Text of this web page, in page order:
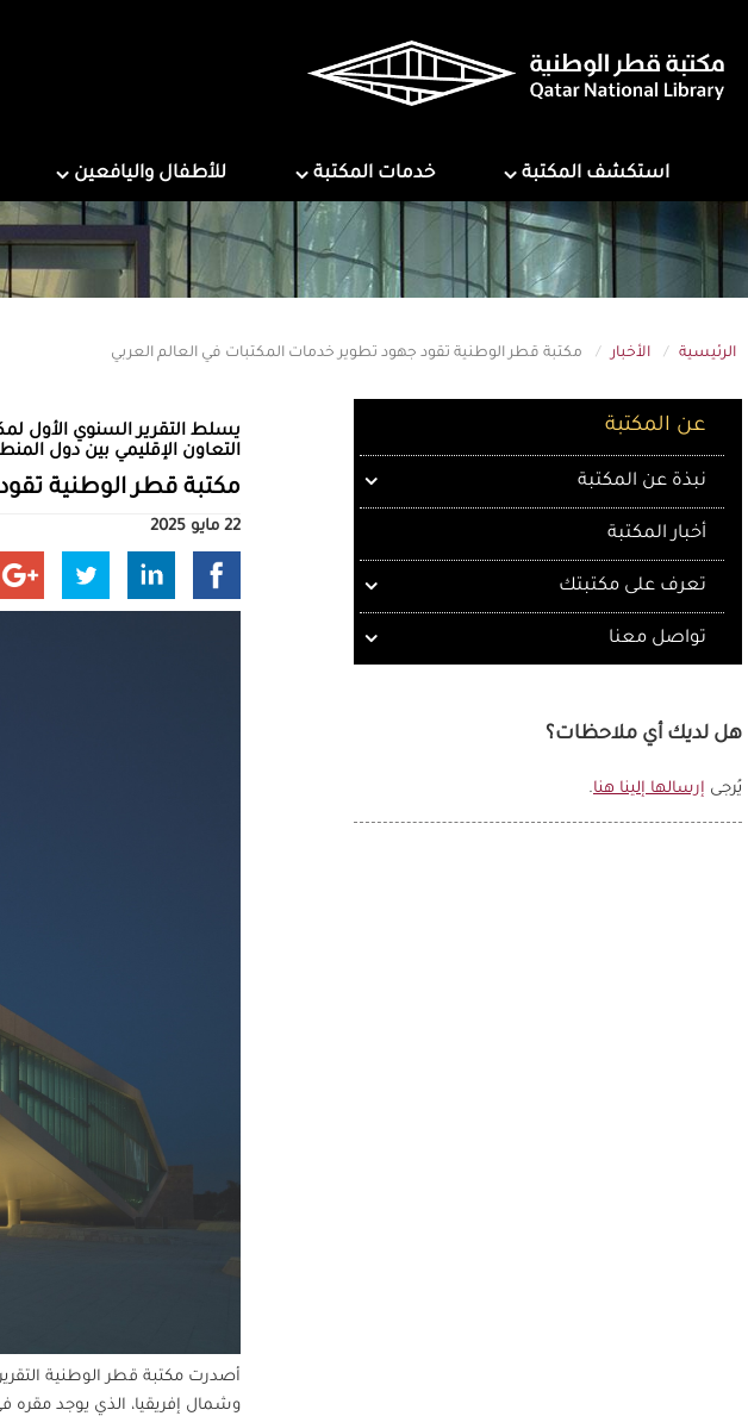
المحتوى
Explore Library
استكشف المكتبة
Services
خدمات المكتبة
For Children And Teens
للأطفال واليافعين
الرئيسية الأخبار مكتبة قطر الوطنية تقود جهود تطوير خدمات المكتبات في العالم العربي
About QNL
عن المكتبة
نبذة عن المكتبة
أخبار المكتبة
تعرف على مكتبتك
تواصل معنا
هل لديك أي ملاحظات؟
يُرجى إرسالها إلينا هنا.
التعاون الإقليمي بين دول
مكتبة قطر الوطنية
22 مايو 2025
وشمال إفريقيا، الذي يوجد مقره